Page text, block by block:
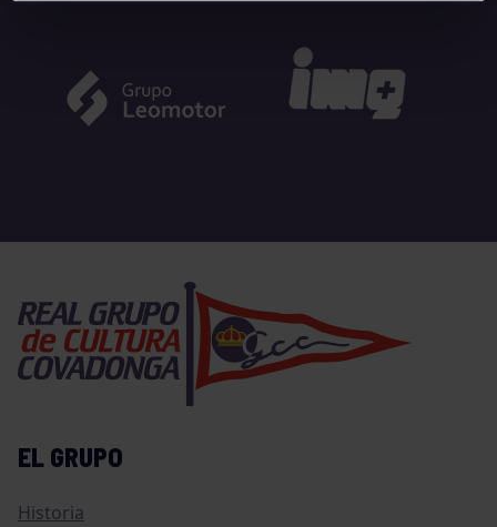
EL GRUPO
Historia